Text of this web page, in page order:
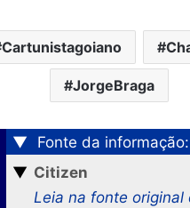
Cartunistagoiano
JorgeBraga
▼
Fonte da informação:
▼ Citizen
Leia na fonte original